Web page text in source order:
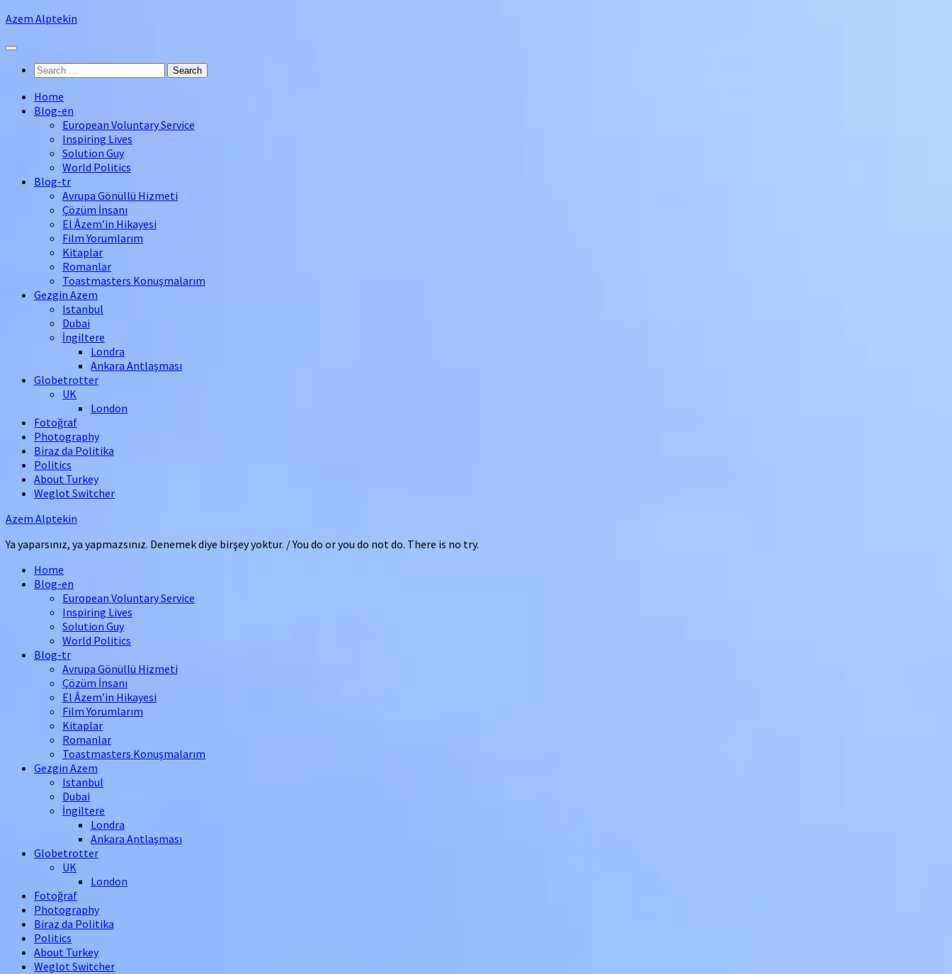
Azem Alptekin
Home
Blog-en
European Voluntary Service
Inspiring Lives
Solution Guy
World Politics
Blog-tr
Avrupa Gönüllü Hizmeti
Çözüm İnsanı
El Âzem’in Hikayesi
Film Yorumlarım
Kitaplar
Romanlar
Toastmasters Konuşmalarım
Gezgin Azem
Istanbul
Dubai
İngiltere
Londra
Ankara Antlaşması
Globetrotter
UK
London
Fotoğraf
Photography
Biraz da Politika
Politics
About Turkey
Weglot Switcher
Azem Alptekin
Ya yaparsınız, ya yapmazsınız. Denemek diye birşey yoktur. / You do or you do not do. There is no try.
Home
Blog-en
European Voluntary Service
Inspiring Lives
Solution Guy
World Politics
Blog-tr
Avrupa Gönüllü Hizmeti
Çözüm İnsanı
El Âzem’in Hikayesi
Film Yorumlarım
Kitaplar
Romanlar
Toastmasters Konuşmalarım
Gezgin Azem
Istanbul
Dubai
İngiltere
Londra
Ankara Antlaşması
Globetrotter
UK
London
Fotoğraf
Photography
Biraz da Politika
Politics
About Turkey
Weglot Switcher